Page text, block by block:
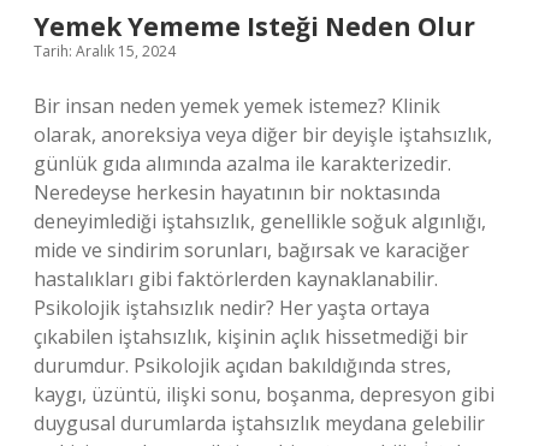
Yemek Yememe Isteği Neden Olur
Tarih: Aralık 15, 2024
Bir insan neden yemek yemek istemez? Klinik
olarak, anoreksiya veya diğer bir deyişle iştahsızlık,
günlük gıda alımında azalma ile karakterizedir.
Neredeyse herkesin hayatının bir noktasında
deneyimlediği iştahsızlık, genellikle soğuk algınlığı,
mide ve sindirim sorunları, bağırsak ve karaciğer
hastalıkları gibi faktörlerden kaynaklanabilir.
Psikolojik iştahsızlık nedir? Her yaşta ortaya
çıkabilen iştahsızlık, kişinin açlık hissetmediği bir
durumdur. Psikolojik açıdan bakıldığında stres,
kaygı, üzüntü, ilişki sonu, boşanma, depresyon gibi
duygusal durumlarda iştahsızlık meydana gelebilir